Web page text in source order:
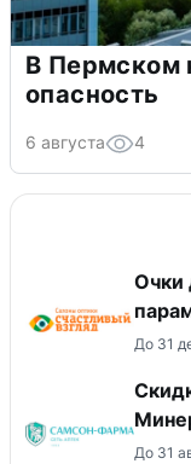
В Пермском
опасность
6 августа 4
Очки
До 31
До 31